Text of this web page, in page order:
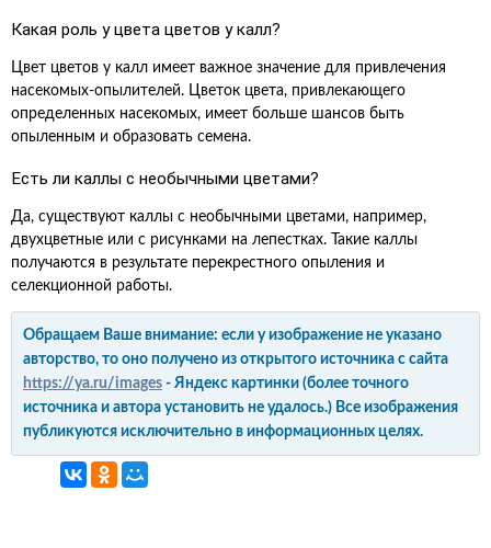
Какая роль у цвета цветов у калл?
Цвет цветов у калл имеет важное значение для привлечения
насекомых-опылителей. Цветок цвета, привлекающего
определенных насекомых, имеет больше шансов быть
опыленным и образовать семена.
Есть ли каллы с необычными цветами?
Да, существуют каллы с необычными цветами, например,
двухцветные или с рисунками на лепестках. Такие каллы
получаются в результате перекрестного опыления и
селекционной работы.
Обращаем Ваше внимание: если у изображение не указано
авторство, то оно получено из открытого источника с сайта
https://ya.ru/images - Яндекс картинки (более точного
источника и автора установить не удалось.) Все изображения
публикуются исключительно в информационных целях.